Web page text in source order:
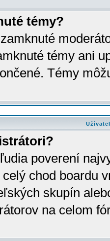
témy?
témy ani
Témy
poverení
chod boardu
skupín
na celom